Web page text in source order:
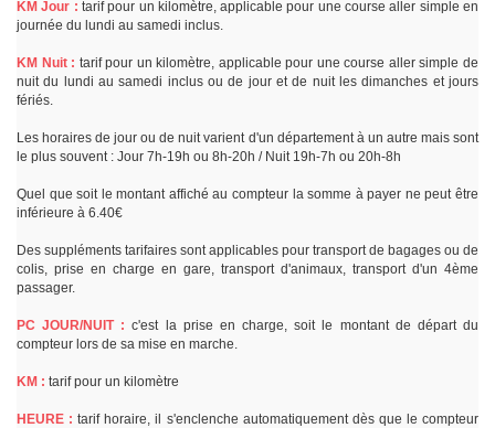
KM Jour : tarif pour un kilomètre, applicable pour une course aller simple en
journée du lundi au samedi inclus.
KM Nuit : tarif pour un kilomètre, applicable pour une course aller simple de
nuit du lundi au samedi inclus ou de jour et de nuit les dimanches et jours
fériés.
Les horaires de jour ou de nuit varient d'un département à un autre mais sont
le plus souvent : Jour 7h-19h ou 8h-20h / Nuit 19h-7h ou 20h-8h
Quel que soit le montant affiché au compteur la somme à payer ne peut être
inférieure à 6.40€
Des suppléments tarifaires sont applicables pour transport de bagages ou de
colis, prise en charge en gare, transport d'animaux, transport d'un 4ème
passager.
PC JOUR/NUIT : c'est la prise en charge, soit le montant de départ du
compteur lors de sa mise en marche.
KM : tarif pour un kilomètre
HEURE : tarif horaire, il s'enclenche automatiquement dès que le compteur